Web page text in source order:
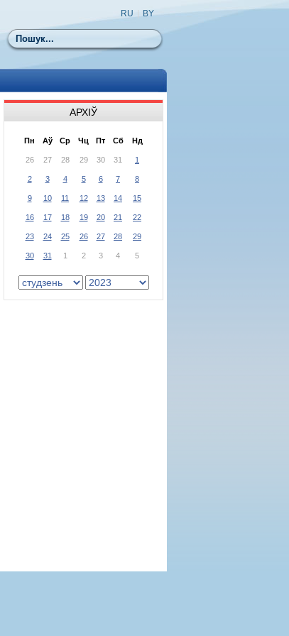
Пошук
RU BY
АРХІЎ
Пн Аў Ср Чц Пт Сб Нд
26 27 28 29 30 31 1
2 3 4 5 6 7 8
9 10 11 12 13 14 15
16 17 18 19 20 21 22
23 24 25 26 27 28 29
30 31 1 2 3 4 5